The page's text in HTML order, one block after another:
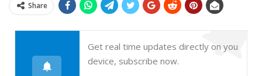
Share
Get real time updates directly on you
device, subscribe now.